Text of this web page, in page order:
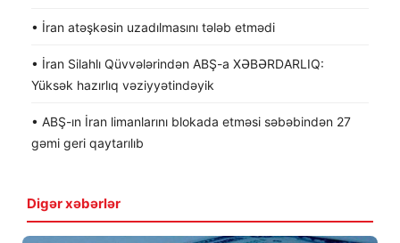
• İran atəşkəsin uzadılmasını tələb etmədi
• İran Silahlı Qüvvələrindən ABŞ-a XƏBƏRDARLIQ:
Yüksək hazırlıq vəziyyətindəyik
• ABŞ-ın İran limanlarını blokada etməsi səbəbindən 27
gəmi geri qaytarılıb
Digər xəbərlər